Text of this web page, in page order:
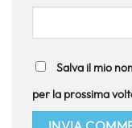
Salva il mio
per la prossima